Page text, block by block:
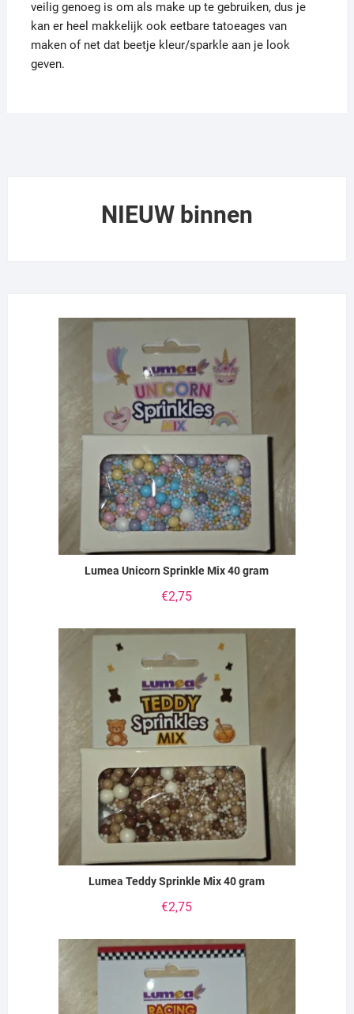
veilig genoeg is om als make up te gebruiken, dus je
kan er heel makkelijk ook eetbare tatoeages van
maken of net dat beetje kleur/sparkle aan je look
geven.
NIEUW binnen
Lumea Unicorn Sprinkle Mix 40 gram
€2,75
Lumea Teddy Sprinkle Mix 40 gram
€2,75